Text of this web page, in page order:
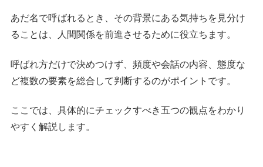
あだ名で呼ばれるとき、その背景にある気持ちを見分け
ることは、人間関係を前進させるために役立ちます。
呼ばれ方だけで決めつけず、頻度や会話の内容、態度な
ど複数の要素を総合して判断するのがポイントです。
ここでは、具体的にチェックすべき五つの観点をわかり
やすく解説します。